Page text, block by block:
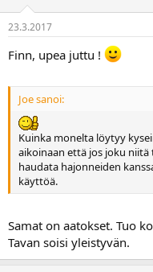
23.3.2017
Finn, upea juttu !
Joe sanoi:
Kuinka monelta löytyy
aikoinaan että jos joku niitä
haudata hajonneiden
käyttöä.
Samat on aatokset. Tuo
Tavan soisi yleistyvän.